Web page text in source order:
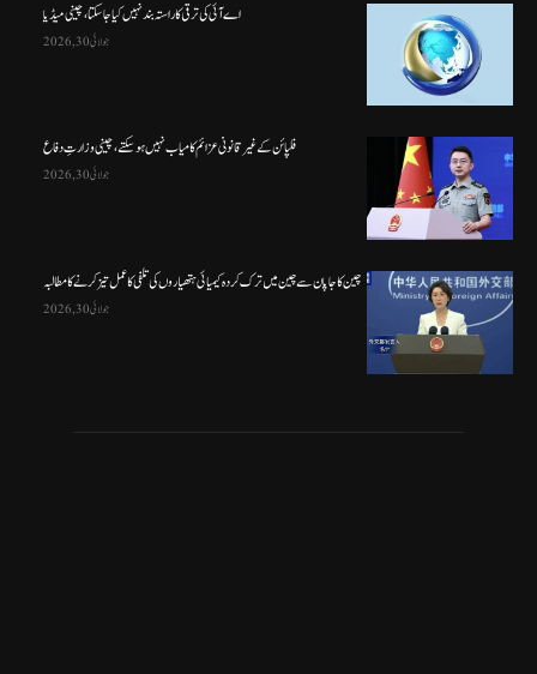
اے آئی کی ترقی کا راستہ بند نہیں کیا جا سکتا، چینی میڈیا
جولائی 30, 2026
فلپائن کے غیر قانونی عزائم کامیاب نہیں ہو سکتے ، چینی وزارتِ دفاع
جولائی 30, 2026
چین کا جاپان سے چین میں ترک کردہ کیمیائی ہتھیاروں کی تلفی کا عمل تیز کرنے کا مطالبہ
جولائی 30, 2026